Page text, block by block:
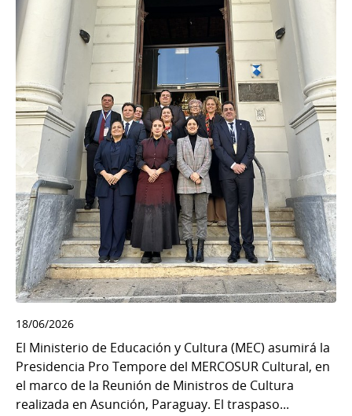
18/06/2026
El Ministerio de Educación y Cultura (MEC) asumirá la
Presidencia Pro Tempore del MERCOSUR Cultural, en
el marco de la Reunión de Ministros de Cultura
realizada en Asunción, Paraguay. El traspaso...